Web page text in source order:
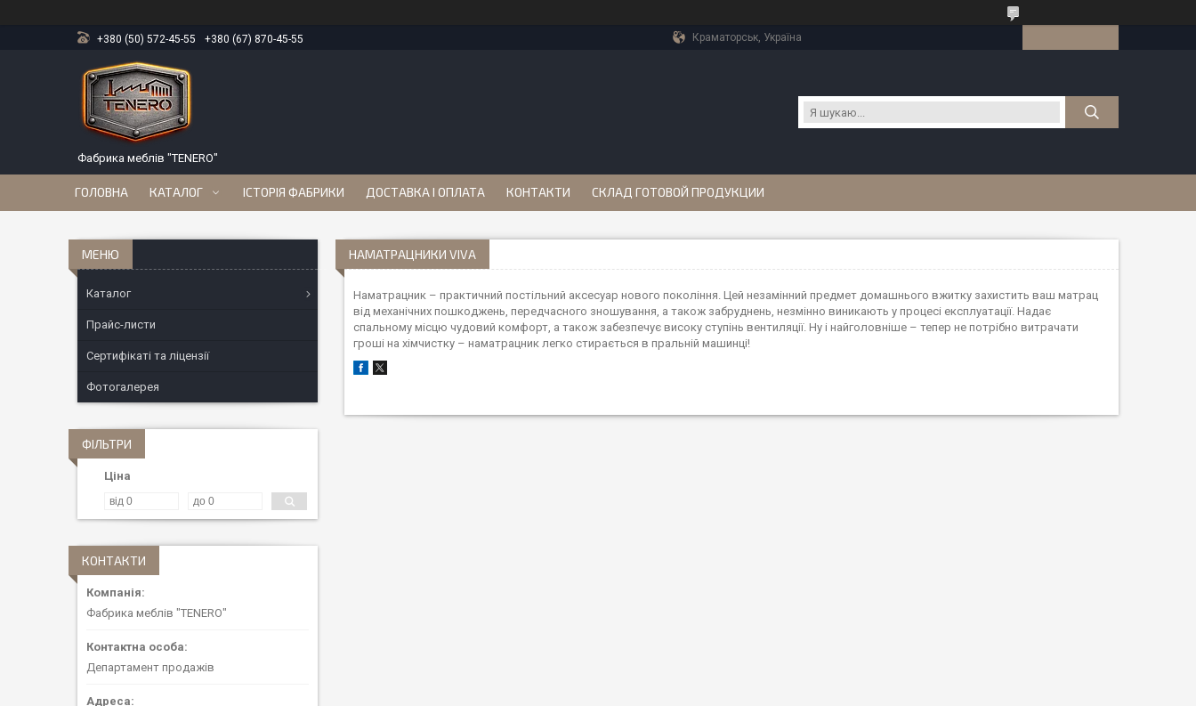
+380 (50) 572-45-55 +380 (67) 870-45-55 Краматорськ, Україна
Фабрика меблів "TENERO"
ГОЛОВНА КАТАЛОГ ІСТОРІЯ ФАБРИКИ ДОСТАВКА І ОПЛАТА КОНТАКТИ СКЛАД ГОТОВОЙ ПРОДУКЦИИ
НАМАТРАЦНИКИ VIVA
Наматрацник – практичний постільний аксесуар нового покоління. Цей незамінний предмет домашнього вжитку захистить ваш матрац
від механічних пошкоджень, передчасного зношування, а також забруднень, незмінно виникають у процесі експлуатації. Надає
спальному місцю чудовий комфорт, а також забезпечує високу ступінь вентиляції. Ну і найголовніше – тепер не потрібно витрачати
гроші на хімчистку – наматрацник легко стирається в пральній машинці!
Каталог
Прайс-листи
Сертифікаті та ліцензії
Фотогалерея
ФІЛЬТРИ
Ціна
КОНТАКТИ
Фабрика меблів "TENERO"
Департамент продажів